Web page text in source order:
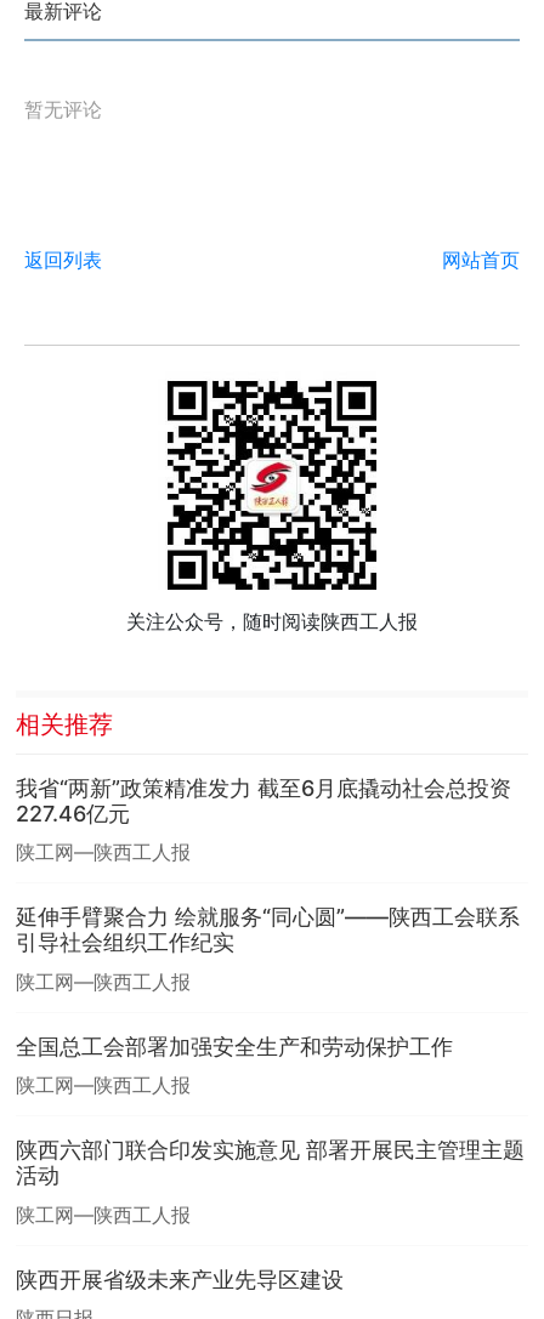
最新评论
暂无评论
返回列表 网站首页
关注公众号，随时阅读陕西工人报
相关推荐
我省“两新”政策精准发力 截至6月底撬动社会总投资
227.46亿元
陕工网—陕西工人报
延伸手臂聚合力 绘就服务“同心圆”——陕西工会联系
引导社会组织工作纪实
陕工网—陕西工人报
全国总工会部署加强安全生产和劳动保护工作
陕工网—陕西工人报
陕西六部门联合印发实施意见 部署开展民主管理主题
活动
陕工网—陕西工人报
陕西开展省级未来产业先导区建设